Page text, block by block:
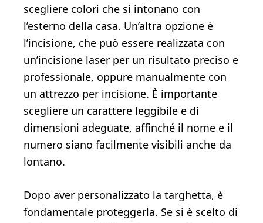
scegliere colori che si intonano con
l’esterno della casa. Un’altra opzione è
l’incisione, che può essere realizzata con
un’incisione laser per un risultato preciso e
professionale, oppure manualmente con
un attrezzo per incisione. È importante
scegliere un carattere leggibile e di
dimensioni adeguate, affinché il nome e il
numero siano facilmente visibili anche da
lontano.
Dopo aver personalizzato la targhetta, è
fondamentale proteggerla. Se si è scelto di